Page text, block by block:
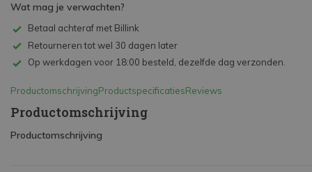
Wat mag je verwachten?
Betaal achteraf met Billink
Retourneren tot wel 30 dagen later
Op werkdagen voor 18:00 besteld, dezelfde dag verzonden.
ProductomschrijvingProductspecificatiesReviews
Productomschrijving
Productomschrijving